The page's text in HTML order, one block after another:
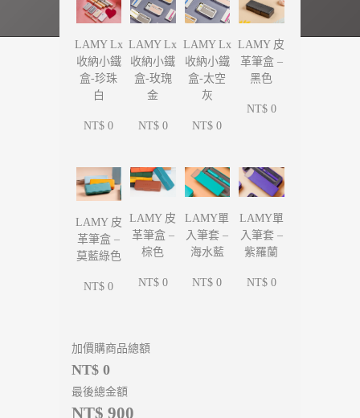
LAMY Lx
收納小鐵
盒-珍珠
白
NT$ 0
LAMY Lx
收納小鐵
盒-玫瑰
金
NT$ 0
LAMY Lx
收納小鐵
盒-太空
灰
NT$ 0
LAMY 皮
革筆盒 –
黑色
NT$ 0
LAMY 皮
革筆盒 –
莫藍綠色
NT$ 0
LAMY 皮
革筆盒 –
棕色
NT$ 0
LAMY單
入筆套 –
海水藍
NT$ 0
LAMY單
入筆套 –
紫羅蘭
NT$ 0
加價購商品總額
NT$ 0
最後總金額
NT$ 900